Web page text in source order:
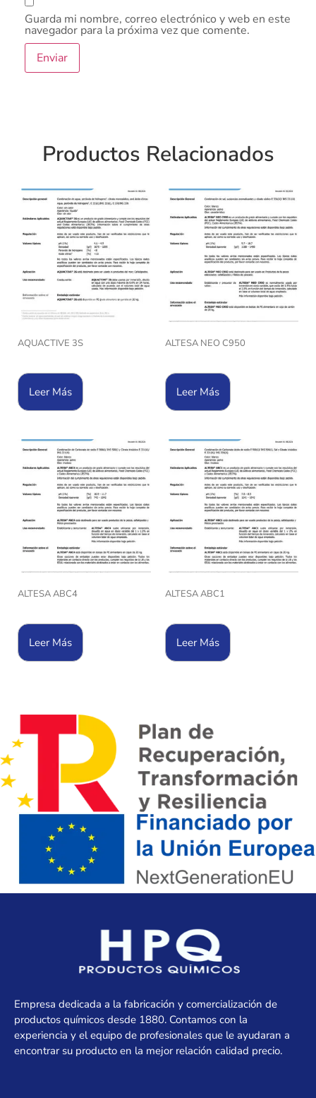
Guarda mi nombre, correo electrónico y web en este
navegador para la próxima vez que comente.
Productos Relacionados
AQUACTIVE 3S
Leer Más
ALTESA NEO C950
Leer Más
ALTESA ABC4
Leer Más
ALTESA ABC1
Leer Más
Empresa dedicada a la fabricación y comercialización de
productos químicos desde 1880. Contamos con la
experiencia y el equipo de profesionales que le ayudaran a
encontrar su producto en la mejor relación calidad precio.